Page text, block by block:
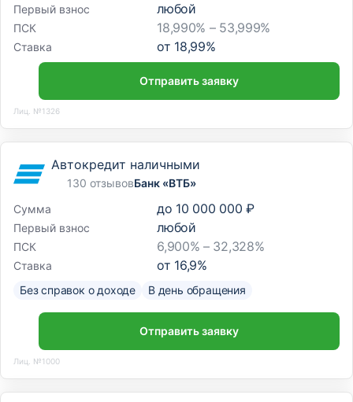
Первый взнос любой
ПСК 18,990% – 53,999%
Ставка от 18,99%
Отправить заявку
Лиц. №1326
Автокредит наличными
130 отзывовБанк «ВТБ»
Сумма
до 10 000 000 ₽
Первый взнос любой
ПСК 6,900% – 32,328%
Ставка от 16,9%
Без справок о доходе В день обращения
Отправить заявку
Лиц. №1000